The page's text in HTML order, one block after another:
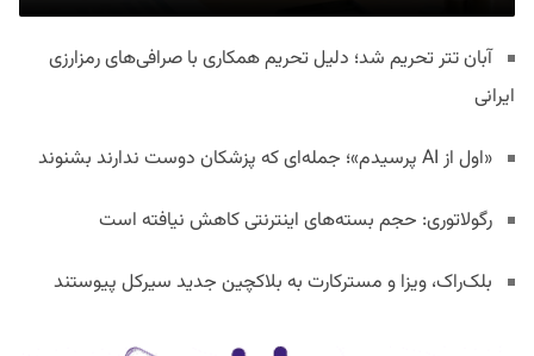
آبان تتر تحریم شد؛ دلیل تحریم همکاری با صرافی‌های رمزارزی
ایرانی
«اول از AI پرسیدم»؛ جمله‌ای که پزشکان دوست ندارند بشنوند
رگولاتوری: حجم بسته‌های اینترنتی کاهش نیافته است
بلک‌راک، ویزا و مسترکارت به بلاکچین جدید سیرکل پیوستند